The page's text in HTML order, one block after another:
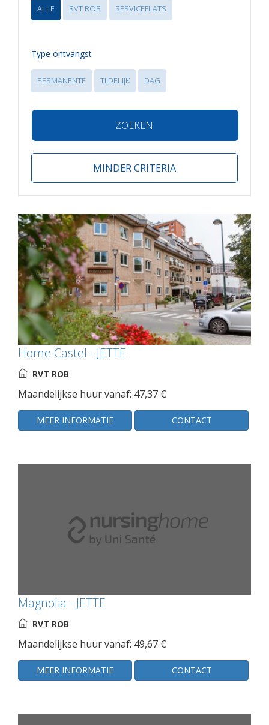
ALLE RVT ROB SERVICEFLATS
Type ontvangst
PERMANENTE TIJDELIJK DAG
ZOEKEN
MINDER CRITERIA
Home Castel - JETTE
RVT ROB
Maandelijkse huur vanaf: 47,37 €
MEER INFORMATIE CONTACT
Magnolia - JETTE
RVT ROB
Maandelijkse huur vanaf: 49,67 €
MEER INFORMATIE CONTACT